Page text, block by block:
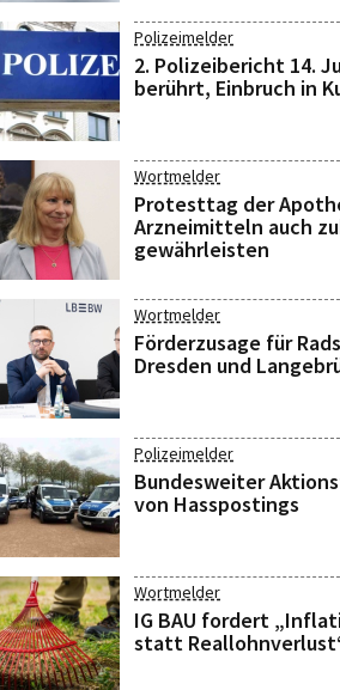
Polizeimelder
2. Polizeibericht 14.
berührt, Einbruch in
Wortmelder
Protesttag der
Arzneimitteln auch
gewährleisten
Wortmelder
Förderzusage für
Dresden und
Polizeimelder
Bundesweiter
von Hasspostings
Wortmelder
IG BAU fordert
statt